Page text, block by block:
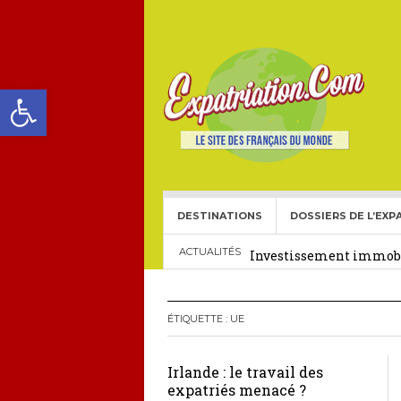
Ouvrir la barre d’outils
DESTINATIONS DOSSIERS DE
ACTUALITÉS
Choisir une école
Investissement
Le visa américain Gold
Héritage pour Français
ÉTIQUETTE : UE
Irlande : le travail des
expatriés menacé ?